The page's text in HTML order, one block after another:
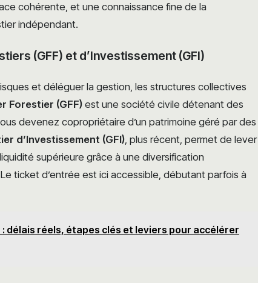
cohérente, et une connaissance fine de la
indépendant.
(GFF) et d’Investissement (GFI)
et déléguer la gestion, les structures collectives
Forestier (GFF) est une société civile détenant des
devenez copropriétaire d’un patrimoine géré par des
d’Investissement (GFI) , plus récent, permet de lever
supérieure grâce à une diversification
ticket d’entrée est ici accessible, débutant parfois à
délais réels, étapes clés et leviers pour accélérer